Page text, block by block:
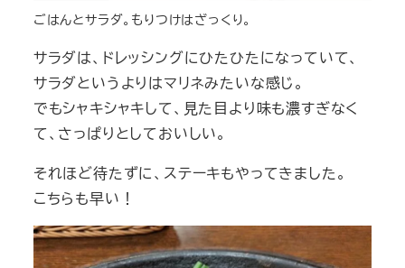
ごはんとサラダ。もりつけはざっくり。
サラダは、ドレッシングにひたひたになっていて、
サラダというよりはマリネみたいな感じ。
でもシャキシャキして、見た目より味も濃すぎなく
て、さっぱりとしておいしい。
それほど待たずに、ステーキもやってきました。
こちらも早い！